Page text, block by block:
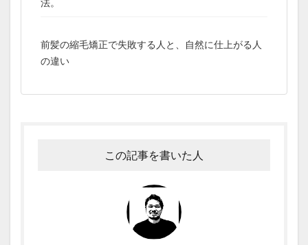
前髪の縮毛矯正で失敗する人と、自然に仕上がる人
の違い
この記事を書いた人